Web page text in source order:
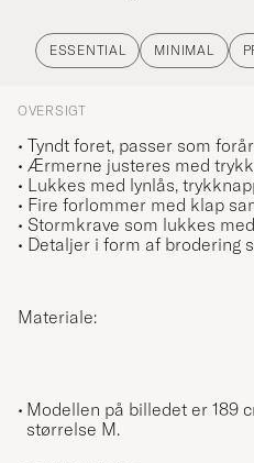
ESSENTIAL MINIMAL
OVERSIGT
• Tyndt foret, passer som
• Ærmerne justeres med
• Lukkes med lynlås,
• Fire forlommer med klap
• Stormkrave som lukkes
• Detaljer i form af
Materiale:
Modellen på billedet er 189
størrelse M.